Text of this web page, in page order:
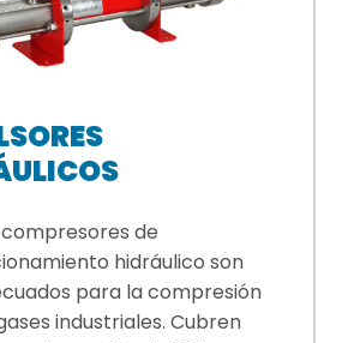
compresores de
hidráulico son
para la compresión
industriales. Cubren